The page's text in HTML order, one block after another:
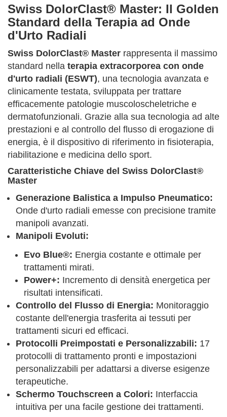
Swiss DolorClast® Master: Il Golden
Standard della Terapia ad Onde
d'Urto Radiali
Swiss DolorClast® Master rappresenta il massimo
standard nella terapia extracorporea con onde
d'urto radiali (ESWT), una tecnologia avanzata e
clinicamente testata, sviluppata per trattare
efficacemente patologie muscoloscheletriche e
dermatofunzionali. Grazie alla sua tecnologia ad alte
prestazioni e al controllo del flusso di erogazione di
energia, è il dispositivo di riferimento in fisioterapia,
riabilitazione e medicina dello sport.
Caratteristiche Chiave del Swiss DolorClast®
Master
Generazione Balistica a Impulso Pneumatico:
Onde d'urto radiali emesse con precisione tramite
manipoli avanzati.
Manipoli Evoluti:
Evo Blue®: Energia costante e ottimale per
trattamenti mirati.
Power+: Incremento di densità energetica per
risultati intensificati.
Controllo del Flusso di Energia: Monitoraggio
costante dell'energia trasferita ai tessuti per
trattamenti sicuri ed efficaci.
Protocolli Preimpostati e Personalizzabili: 17
protocolli di trattamento pronti e impostazioni
personalizzabili per adattarsi a diverse esigenze
terapeutiche.
Schermo Touchscreen a Colori: Interfaccia
intuitiva per una facile gestione dei trattamenti.